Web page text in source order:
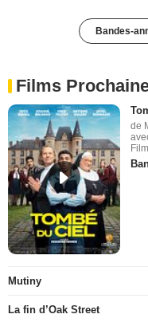
Bandes-
Films
de
Mutiny
La fin d’Oak Street